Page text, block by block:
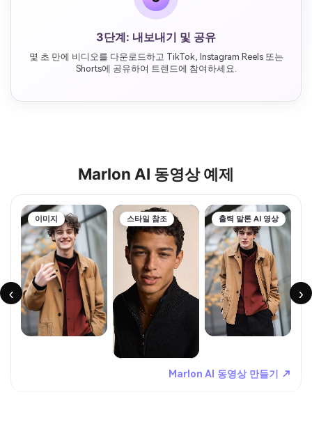
3단계: 내보내기 및 공유
몇 초 만에 비디오를 다운로드하고 TikTok, Instagram Reels 또는
Shorts에 공유하여 트렌드에 참여하세요.
Marlon AI 동영상 예제
‹ ›
이미지 스타일 참조 출력 말론 AI 영상
Marlon AI 동영상 만들기 ↗